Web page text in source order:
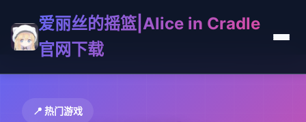
爱丽丝的摇篮|Alice in Cradle
官网下载
📍 热门游戏